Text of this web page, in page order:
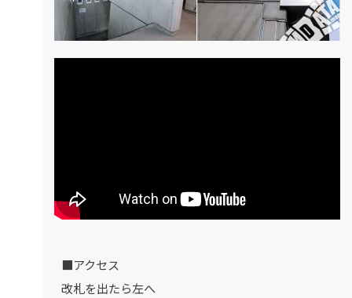
■アクセス
改札を出たら左へ